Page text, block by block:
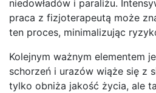
niedowładów i paraliżu.
praca z fizjoterapeutą może
ten proces, minimalizując
Kolejnym ważnym elementem
schorzeń i urazów wiąże się z
tylko obniża jakość życia, ale